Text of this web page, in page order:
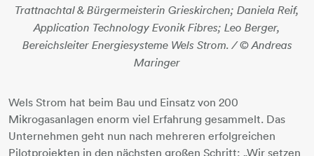
Trattnachtal & Bürgermeisterin Grieskirchen; Daniela Reif,
Application Technology Evonik Fibres; Leo Berger,
Bereichsleiter Energiesysteme Wels Strom. / © Andreas
Maringer
Wels Strom hat beim Bau und Einsatz von 200
Mikrogasanlagen enorm viel Erfahrung gesammelt. Das
Unternehmen geht nun nach mehreren erfolgreichen
Pilotprojekten in den nächsten großen Schritt: „Wir setzen